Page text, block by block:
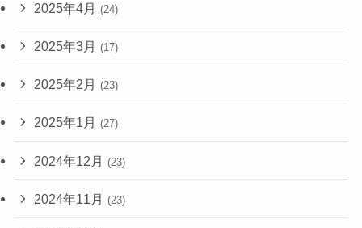
2025年4月 (24)
2025年3月 (17)
2025年2月 (23)
2025年1月 (27)
2024年12月 (23)
2024年11月 (23)